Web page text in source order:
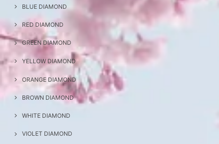
BLUE DIAMOND
RED DIAMOND
GREEN DIAMOND
YELLOW DIAMOND
ORANGE DIAMOND
BROWN DIAMOND
WHITE DIAMOND
VIOLET DIAMOND